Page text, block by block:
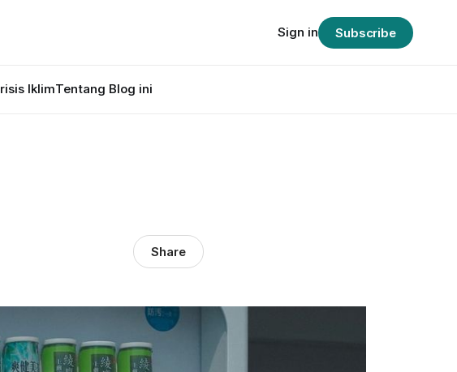
IklimTentang Blog ini
Sign in Subscribe
Share